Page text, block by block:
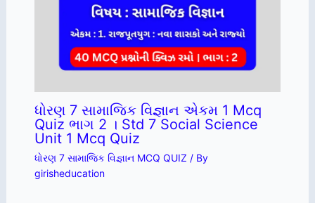
ધોરણ 7 સામાજિક વિજ્ઞાન એકમ 1 Mcq
Quiz ભાગ 2 । Std 7 Social Science
Unit 1 Mcq Quiz
ધોરણ 7 સામાજિક વિજ્ઞાન MCQ QUIZ / By
girisheducation